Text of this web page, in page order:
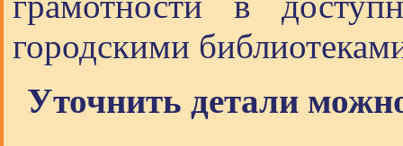
городскими
Уточнить детали